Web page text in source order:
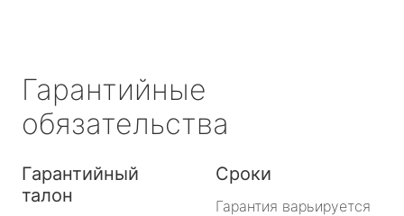
Гарантийные
обязательства
Гарантийный
талон
Сроки
Гарантия варьируется